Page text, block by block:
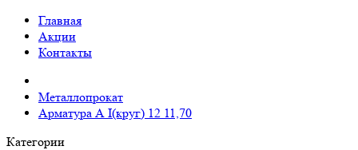
Главная
Акции
Контакты
Металлопрокат
Арматура А I(круг) 12 11,70
Категории